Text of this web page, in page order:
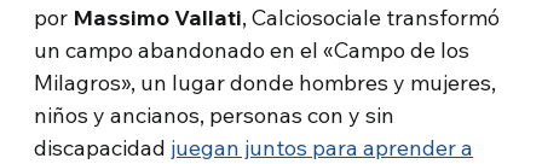
por Massimo Vallati, Calciosociale transformó
un campo abandonado en el «Campo de los
Milagros», un lugar donde hombres y mujeres,
niños y ancianos, personas con y sin
discapacidad juegan juntos para aprender a